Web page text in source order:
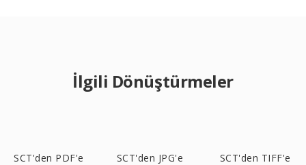
İlgili Dönüştürmeler
SCT'den PDF'e SCT'den JPG'e SCT'den TIFF'e